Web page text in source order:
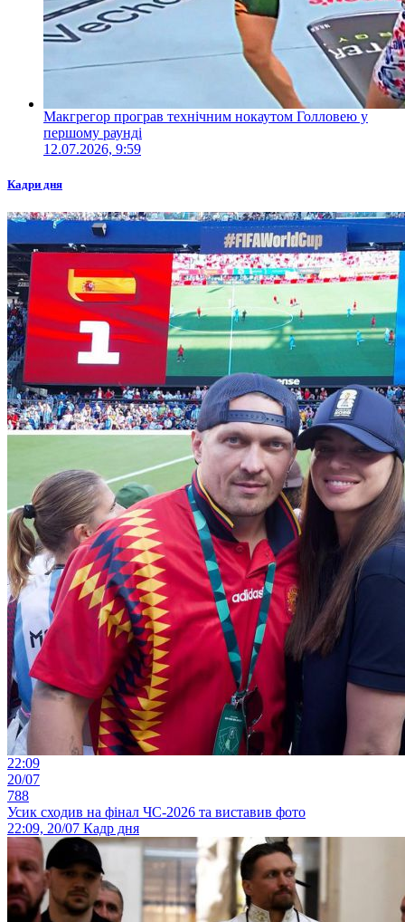
Макгрегор програв технічним нокаутом Голловею у
першому раунді
12.07.2026, 9:59
Кадри дня
22:09
20/07
788
Усик сходив на фінал ЧС-2026 та виставив фото
22:09, 20/07 Кадр дня